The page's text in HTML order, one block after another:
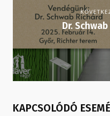
Dr.
KAPCSOLÓDÓ